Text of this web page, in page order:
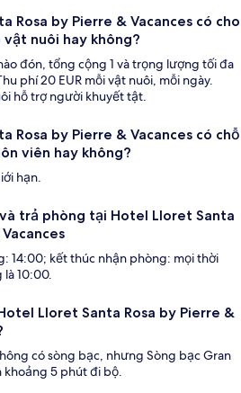
Rosa by Pierre & Vacances có cho
nuôi hay không?
đón, tổng cộng 1 và trọng lượng tối đa
phí 20 EUR mỗi vật nuôi, mỗi ngày.
hỗ trợ người khuyết tật.
Rosa by Pierre & Vacances có chỗ
viên hay không?
hạn.
trả phòng tại Hotel Lloret Santa
14:00; kết thúc nhận phòng: mọi thời
10:00.
Lloret Santa Rosa by Pierre &
có sòng bạc, nhưng Sòng bạc Gran
khoảng 5 phút đi bộ.